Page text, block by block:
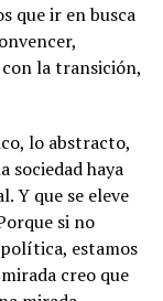
que ir en busca
la transición,
lo abstracto,
sociedad haya
Y que se eleve
si no
estamos
creo que